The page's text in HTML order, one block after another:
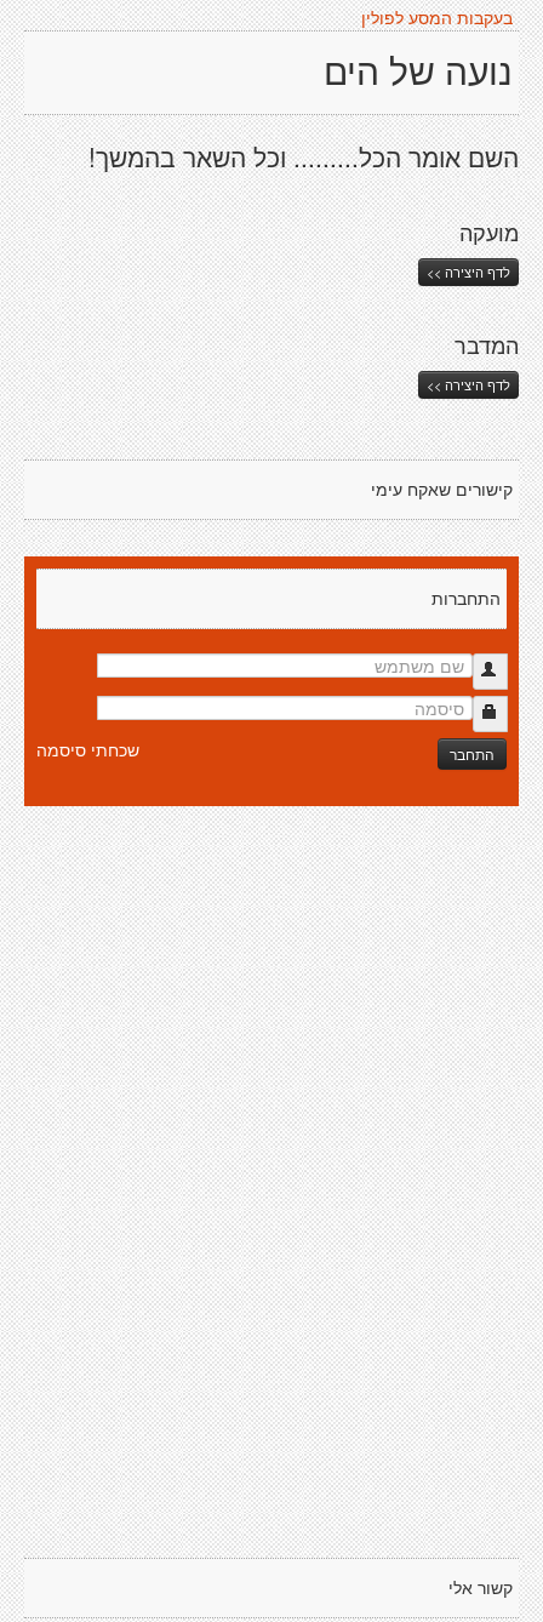
בעקבות המסע לפולין
נועה של הים
השם אומר הכל......... וכל השאר בהמשך!
מועקה
לדף היצירה >>
המדבר
לדף היצירה >>
קישורים שאקח עימי
התחברות
התחבר שכחתי סיסמה
קשור אלי